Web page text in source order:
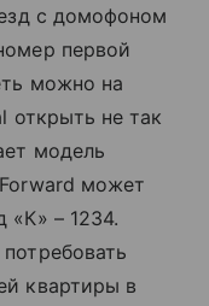
с домофоном
первой
можно на
открыть не так
модель
может
«К» – 1234.
квартиры в